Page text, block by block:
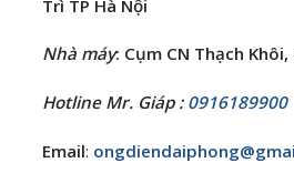
Trì TP Hà Nội
Nhà máy: Cụm CN Thạch
Hotline Mr. Giáp : 0916189900
Email: